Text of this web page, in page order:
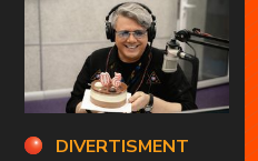
DIVERTISMENT